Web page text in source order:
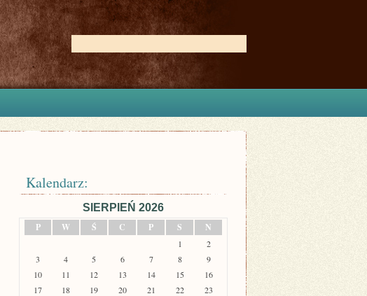
Kalendarz:
SIERPIEŃ 2026
P
W Ś C P S N
1
2
3
4 5 6 7 8
9
10
11 12 13 14 15
16
17
18 19 20 21 22
23